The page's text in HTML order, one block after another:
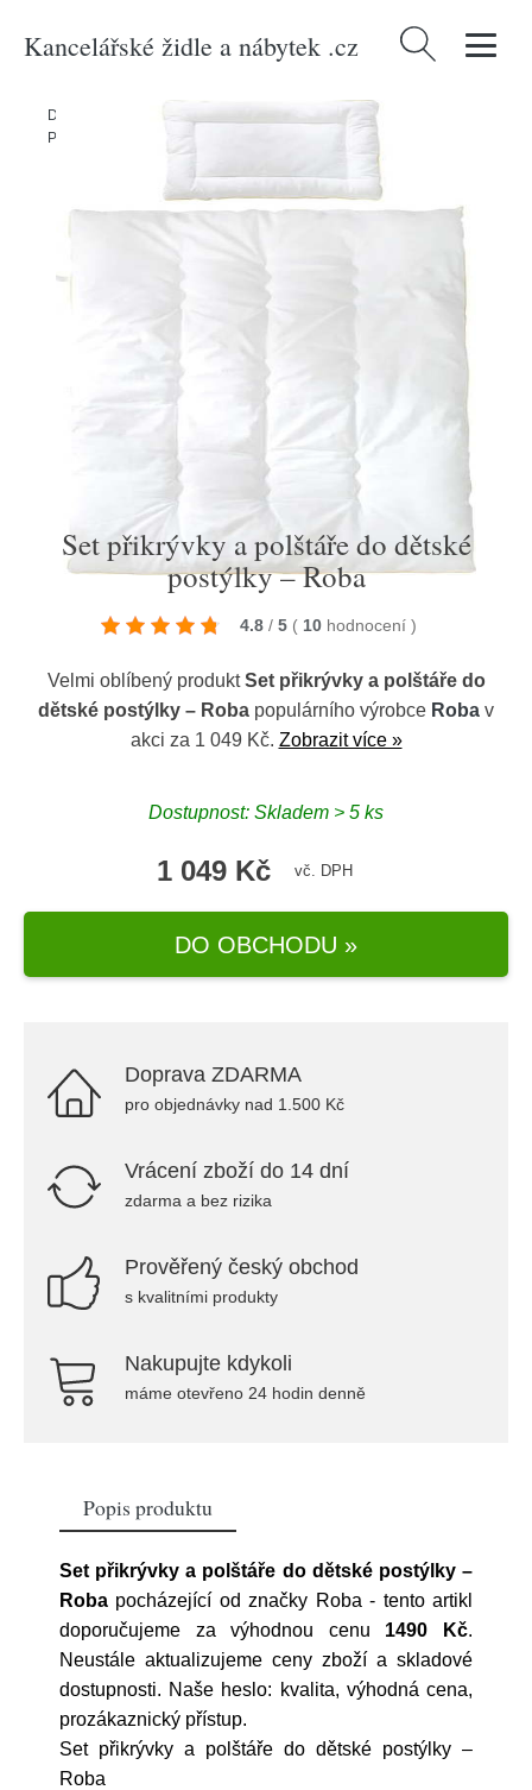
Kancelářské židle a nábytek .cz Vyhledávání
Domů
> Textil > Textil do ložnice > Přikrývky a výplně >
Přikrývky
Set přikrývky a polštáře do dětské postýlky – Roba
Set přikrývky a polštáře do dětské
postýlky – Roba
4.8 / 5 ( 10 hodnocení )
Velmi oblíbený produktSet přikrývky a polštáře do
dětské postýlky – Roba populárního výrobce Roba v
akci za 1 049 Kč. Zobrazit více »
Dostupnost: Skladem > 5 ks
1 049 Kč vč. DPH
DO OBCHODU »
Doprava ZDARMA
pro objednávky nad 1.500 Kč
Vrácení zboží do 14 dní
zdarma a bez rizika
Prověřený český obchod
s kvalitními produkty
Nakupujte kdykoli
máme otevřeno 24 hodin denně
Popis produktu
Set přikrývky a polštáře do dětské postýlky –
Roba pocházející od značky Roba - tento artikl
doporučujeme za výhodnou cenu 1490 Kč.
Neustále aktualizujeme ceny zboží a skladové
dostupnosti. Naše heslo: kvalita, výhodná cena,
prozákaznický přístup.
Set přikrývky a polštáře do dětské postýlky –
Roba